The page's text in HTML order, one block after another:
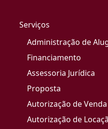
Serviços
Administração de
Financiamento
Assessoria Jurídica
Proposta
Autorização de Venda
Autorização de